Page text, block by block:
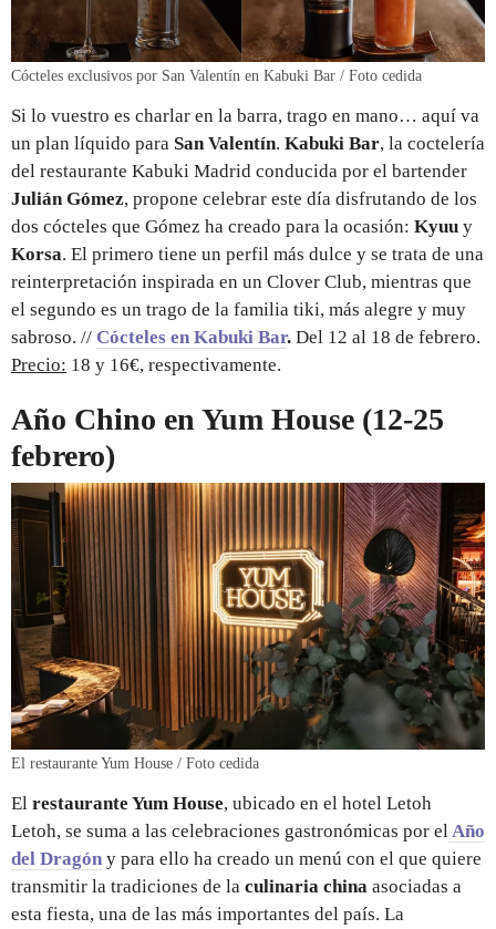
Cócteles exclusivos por San Valentín en Kabuki Bar / Foto cedida
Si lo vuestro es charlar en la barra, trago en mano… aquí va
un plan líquido para San Valentín. Kabuki Bar, la coctelería
del restaurante Kabuki Madrid conducida por el bartender
Julián Gómez, propone celebrar este día disfrutando de los
dos cócteles que Gómez ha creado para la ocasión: Kyuu y
Korsa. El primero tiene un perfil más dulce y se trata de una
reinterpretación inspirada en un Clover Club, mientras que
el segundo es un trago de la familia tiki, más alegre y muy
sabroso. // Cócteles en Kabuki Bar. Del 12 al 18 de febrero.
Precio: 18 y 16€, respectivamente.
Año Chino en Yum House (12-25
febrero)
El restaurante Yum House / Foto cedida
El restaurante Yum House, ubicado en el hotel Letoh
Letoh, se suma a las celebraciones gastronómicas por el Año
del Dragón y para ello ha creado un menú con el que quiere
transmitir la tradiciones de la culinaria china asociadas a
esta fiesta, una de las más importantes del país. La